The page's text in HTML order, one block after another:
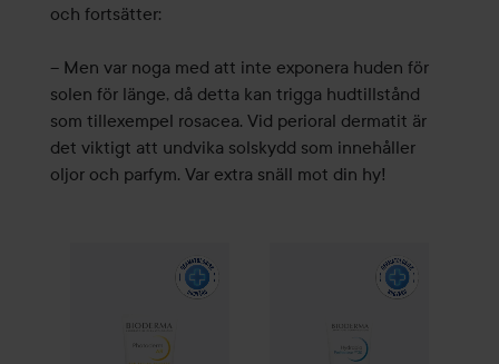
och fortsätter:
– Men var noga med att inte exponera huden för
solen för länge, då detta kan trigga hudtillstånd
som tillexempel rosacea. Vid perioral dermatit är
det viktigt att undvika solskydd som innehåller
oljor och parfym. Var extra snäll mot din hy!
Photoderm 245 kr
Hydrabio